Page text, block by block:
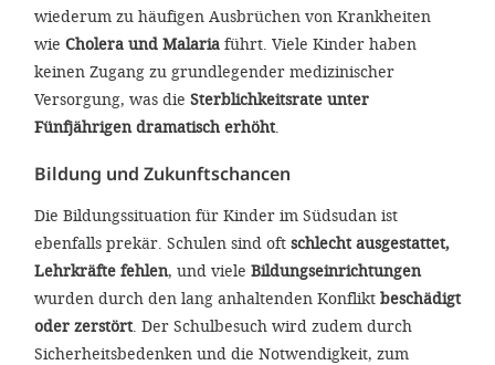
wiederum zu häufigen Ausbrüchen von Krankheiten
wie Cholera und Malaria führt. Viele Kinder haben
keinen Zugang zu grundlegender medizinischer
Versorgung, was die Sterblichkeitsrate unter
Fünfjährigen dramatisch erhöht
Bildung und Zukunftschancen
Die Bildungssituation für Kinder im Südsudan ist
ebenfalls prekär. Schulen sind oft schlecht ausgestattet,
Lehrkräfte fehlen, und viele Bildungseinrichtungen
wurden durch den lang anhaltenden Konflikt beschädigt
oder zerstört . Der Schulbesuch wird zudem durch
Sicherheitsbedenken und die Notwendigkeit, zum